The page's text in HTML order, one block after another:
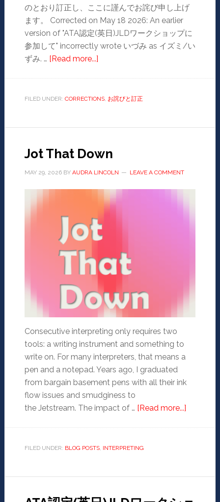
のとおり訂正し、ここに謹んでお詫び申し上げ
ます。 Corrected on May 18 2026: An earlier
version of "ATA認定(英日)JLDワークショップに
参加して" incorrectly wrote いづみ as イズミ/い
ずみ. … [Read more...]
FILED UNDER: CORRECTIONS, お詫びと訂正
Jot That Down
MAY 29, 2026BY AUDRA LINCOLN LEAVE A COMMENT
Consecutive interpreting only requires two
tools: a writing instrument and something to
write on. For many interpreters, that means a
pen and a notepad. Years ago, I graduated
from bargain basement pens with all their ink
flow issues and smudginess to
the Jetstream. The impact of … [Read more...]
FILED UNDER: BLOG POSTS, INTERPRETING